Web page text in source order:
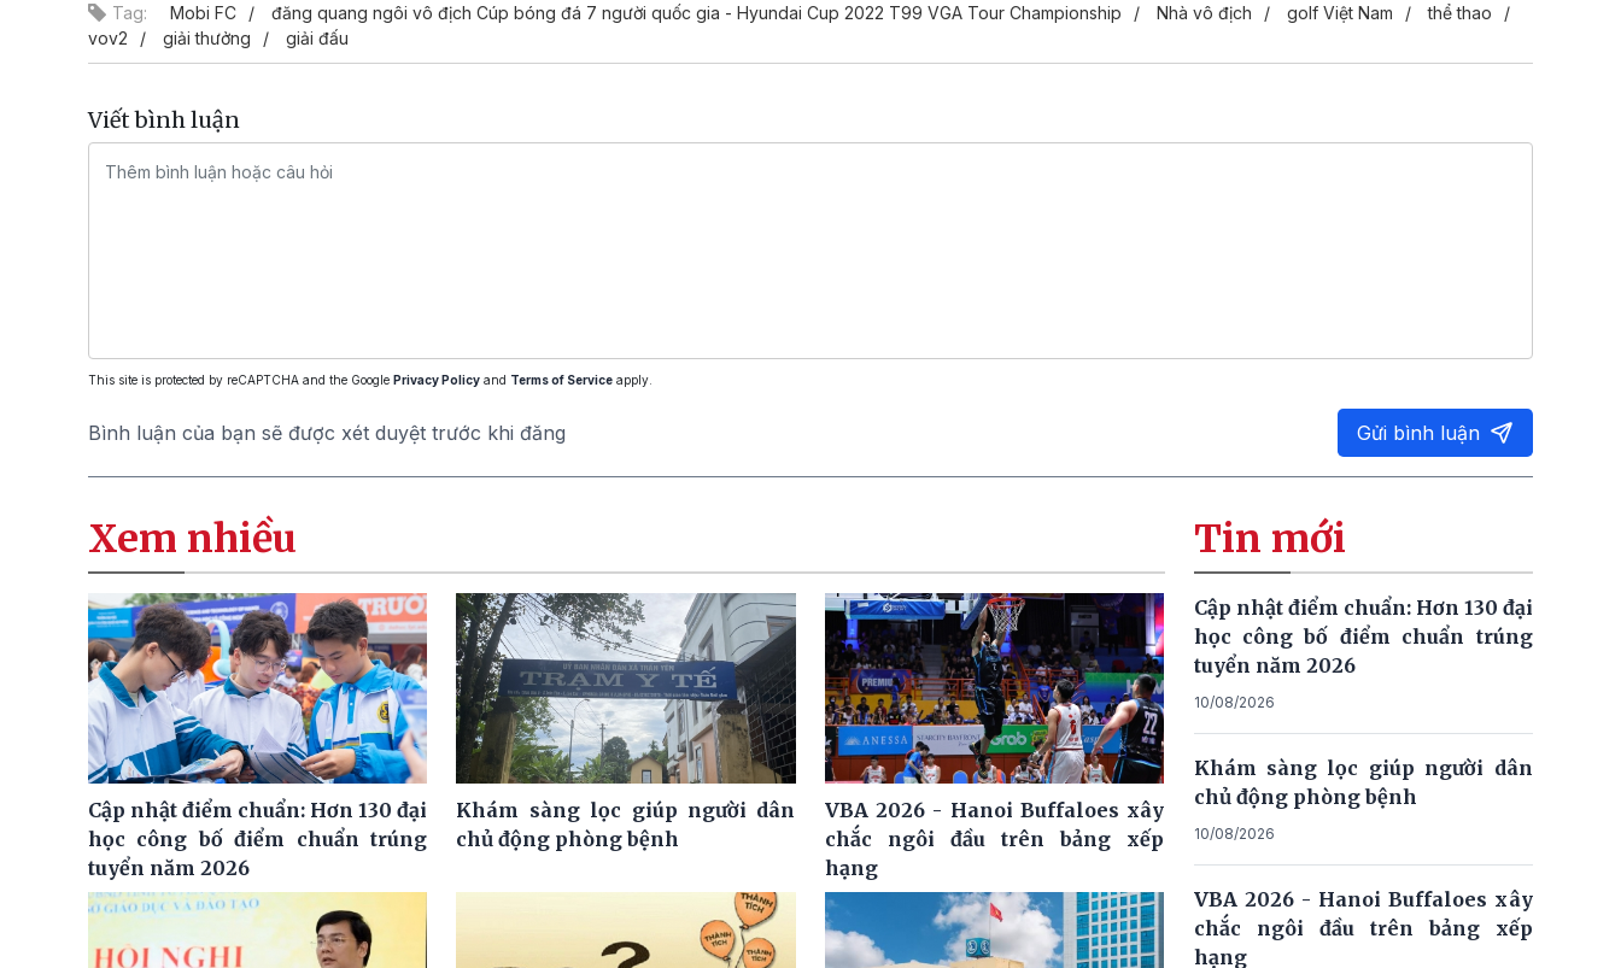
Tag: Mobi FC đăng quang ngôi vô địch Cúp bóng đá 7 người quốc gia - Hyundai Cup 2022 T99 VGA Tour Championship Nhà vô địch golf Việt Nam
thể thao
vov2
giải thưởng giải đấu
Viết bình luận
This site is protected by reCAPTCHA and the Google Privacy Policy and Terms of Service apply.
Bình luận của bạn sẽ được xét duyệt trước khi đăng Gửi bình luận
Xem nhiều
Cập nhật điểm chuẩn: Hơn 130 đại
học công bố điểm chuẩn trúng
tuyển năm 2026
Khám sàng lọc giúp người dân
chủ động phòng bệnh
VBA 2026 - Hanoi Buffaloes xây
chắc ngôi đầu trên bảng xếp
hạng
Tin mới
Cập nhật điểm chuẩn: Hơn 130 đại
học công bố điểm chuẩn trúng
tuyển năm 2026
10/08/2026
Khám sàng lọc giúp người dân
chủ động phòng bệnh
10/08/2026
VBA 2026 - Hanoi Buffaloes xây
chắc ngôi đầu trên bảng xếp
hạng